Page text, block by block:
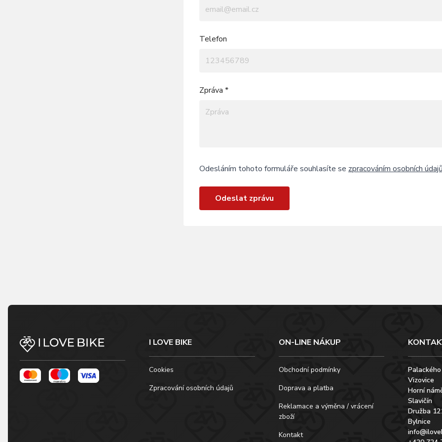
Telefon
Zpráva *
Odesláním tohoto formuláře souhlasíte se zpracováním osobních
Odeslat zprávu
I LOVE BIKE
Cookies
Zpracování osobních údajů
ON-LINE NÁKUP
Obchodní podmínky
Doprava a platba
Reklamace a výměna / vrácení
zboží
Kontakt
Vizovice
Horní
Slavičín
Družba
Bylnice